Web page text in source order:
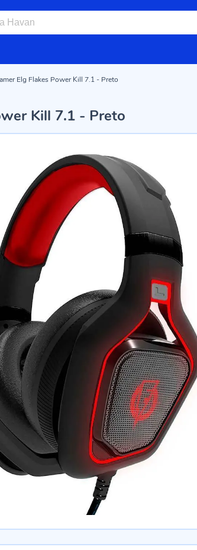
Elg Flakes Power Kill 7.1 - Preto
Kill 7.1 - Preto